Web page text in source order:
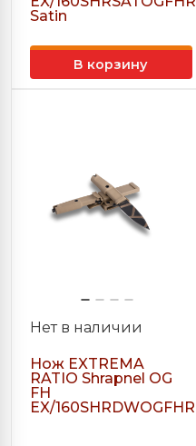
Satin
В корзину
Нет в наличии
Нож EXTREMA
RATIO Shrapnel OG
FH
EX/160SHRDWOGFHR